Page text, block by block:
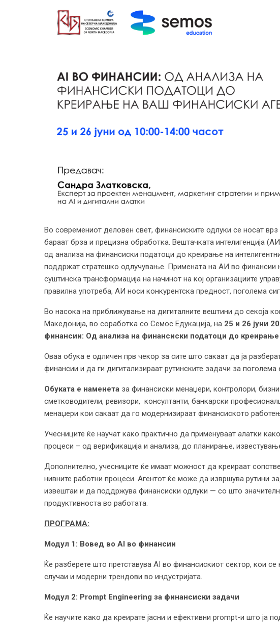
Во современиот деловен свет, финансиските одлуки се носат
бараат брза и прецизна обработка. Вештачката интелигенција
од анализа на финансиски податоци до креирање на
поддржат стратешко одлучување. Примената на АИ во финансии
суштинска трансформација на начинот на кој организациите
правилна употреба, АИ носи конкурентска предност, поголема
Во насока на приближување на дигиталните вештини до секоја
Македонија, во соработка со Семос Едукација, на 25 и 26 јуни
финансии: Од анализа на финансиски податоци до
Оваа обука е одличен прв чекор за сите што сакаат да ја
финансии и да ги дигитализираат рутинските задачи за
Обуката е наменета за финансиски менаџери, контролори,
сметководители, ревизори, консултанти, банкарски
менаџери кои сакаат да го модернизираат финансиското
Учесниците ќе научат како практично да применуваат алатки
процеси – од верификација и анализа, до планирање,
Дополнително, учесниците ќе имаат можност да креираат
нивните работни процеси. Агентот ќе може да извршува рутини
извештаи и да поддржува финансиски одлуки — со што
продуктивноста во работата.
ПРОГРАМА:
Модул 1: Вовед во AI во финансии
Ќе разберете што претставува AI во финансискиот сектор, кои
случаи и модерни трендови во индустријата.
Модул 2: Prompt Engineering за финансиски задачи
Ќе научите како да креирате јасни и ефективни prompt-и што ја